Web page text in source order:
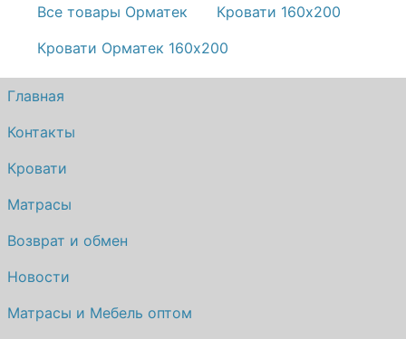
Все товары Орматек
Кровати 160х200
Кровати Орматек 160х200
Главная
Контакты
Кровати
Матрасы
Возврат и обмен
Новости
Матрасы и Мебель оптом